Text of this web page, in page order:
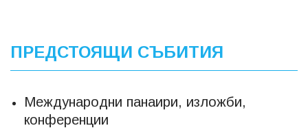
ПРЕДСТОЯЩИ СЪБИТИЯ
Международни панаири, изложби,
конференции